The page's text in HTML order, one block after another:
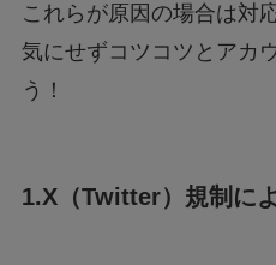
これらが原因の場合は対
気にせずコツコツとアカ
う！
1.X（Twitter）規制に